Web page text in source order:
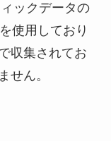
ックデータの
使用しており
収集されてお
せん。